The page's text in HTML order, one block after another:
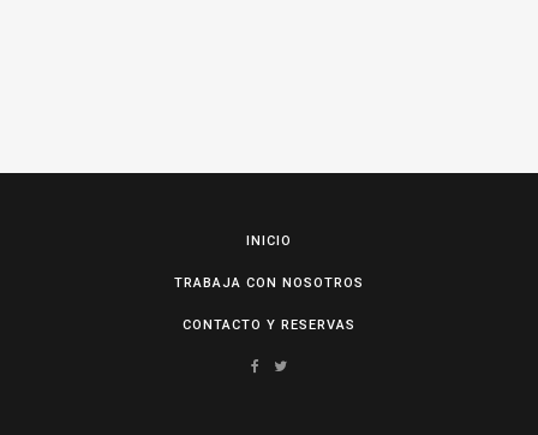
INICIO
TRABAJA CON NOSOTROS
CONTACTO Y RESERVAS